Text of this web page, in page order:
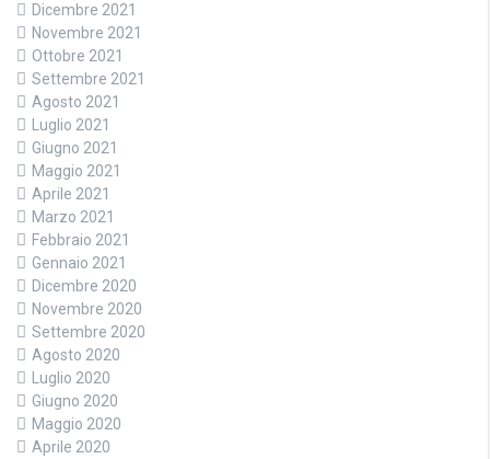
Dicembre 2021
Novembre 2021
Ottobre 2021
Settembre 2021
Agosto 2021
Luglio 2021
Giugno 2021
Maggio 2021
Aprile 2021
Marzo 2021
Febbraio 2021
Gennaio 2021
Dicembre 2020
Novembre 2020
Settembre 2020
Agosto 2020
Luglio 2020
Giugno 2020
Maggio 2020
Aprile 2020